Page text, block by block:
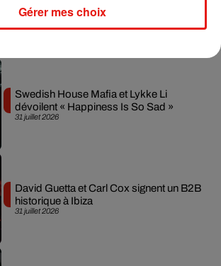
leur mixtape créée en...
31 juillet 2026
Swedish House Mafia et Lykke Li
dévoilent « Happiness Is So Sad »
31 juillet 2026
David Guetta et Carl Cox signent un B2B
historique à Ibiza
Gérer mes choix